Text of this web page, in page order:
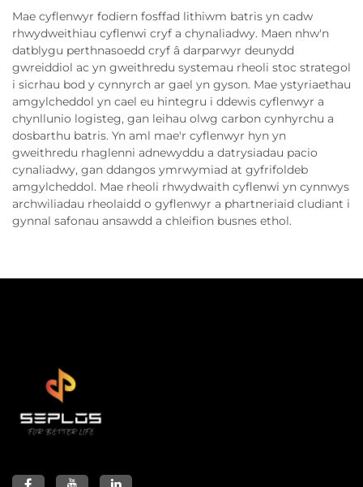
Mae cyflenwyr fodiern fosffad lithiwm batris yn cadw
rhwydweithiau cyflenwi cryf a chynaliadwy. Maen nhw'n
datblygu perthnasoedd cryf â darparwyr deunydd
gwreiddiol ac yn gweithredu systemau rheoli stoc strategol
i sicrhau bod y cynnyrch ar gael yn gyson. Mae ystyriaethau
amgylcheddol yn cael eu hintegru i ddewis cyflenwyr a
chynllunio logisteg, gan leihau olwg carbon cynhyrchu a
dosbarthu batris. Yn aml mae'r cyflenwyr hyn yn
gweithredu rhaglenni adnewyddu a datrysiadau pacio
cynaliadwy, gan ddangos ymrwymiad at gyfrifoldeb
amgylcheddol. Mae rheoli rhwydwaith cyflenwi yn cynnwys
archwiliadau rheolaidd o gyflenwyr a phartneriaid cludiant i
gynnal safonau ansawdd a chleifion busnes ethol.